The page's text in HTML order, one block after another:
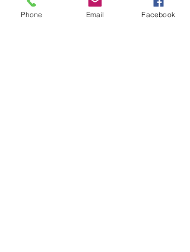
Em 2020, em grande parte dos
municípios do Estado o acumulado de
Phone Email Facebook